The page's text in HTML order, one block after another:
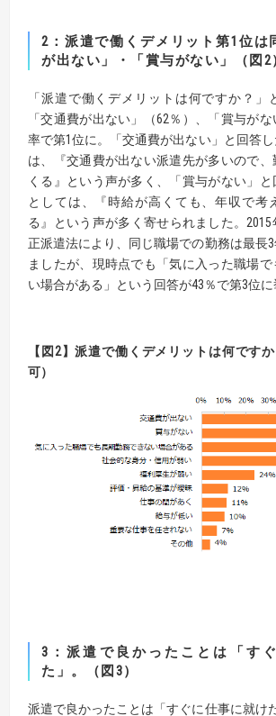
2：派遣で働くデメリット第1位は
が出ない」・「賞与がない」（図2
「派遣で働くデメリットは何ですか？」
「交通費が出ない」（62％）、「賞与が
率で第1位に。「交通費が出ない」と回答
は、『交通費が出ない派遣先が多いので
くる』という声が多く、「賞与がない」
としては、『時給が高くても、年収で考
る』という声が多く寄せられました。
正派遣法により、同じ職場での勤務は最長
ましたが、現時点でも「気に入った職場
い場合がある」という回答が43％で第3位に
【図2】派遣で働くデメリットは何です
可）
3：派遣で良かったことは「す
た」。（図3）
派遣で良かったことは「すぐに仕事に就け